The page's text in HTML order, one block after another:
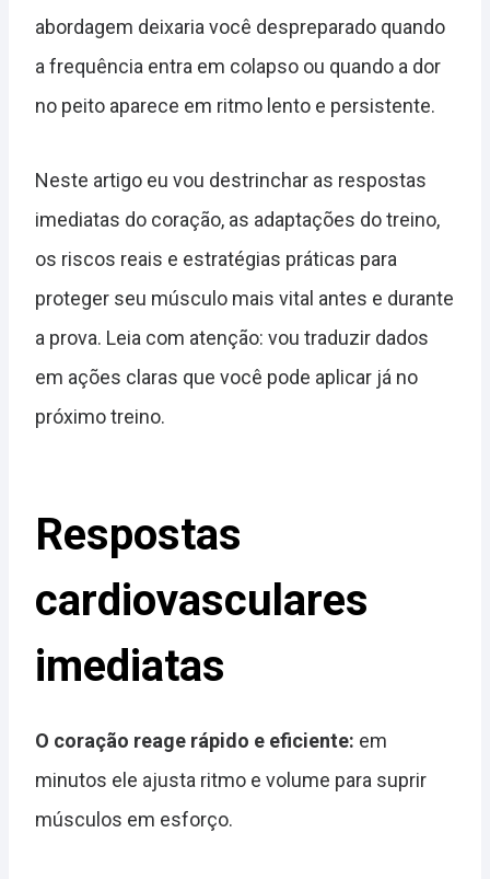
abordagem deixaria você despreparado quando
a frequência entra em colapso ou quando a dor
no peito aparece em ritmo lento e persistente.
Neste artigo eu vou destrinchar as respostas
imediatas do coração, as adaptações do treino,
os riscos reais e estratégias práticas para
proteger seu músculo mais vital antes e durante
a prova. Leia com atenção: vou traduzir dados
em ações claras que você pode aplicar já no
próximo treino.
Respostas
cardiovasculares
imediatas
O coração reage rápido e eficiente: em
minutos ele ajusta ritmo e volume para suprir
músculos em esforço.